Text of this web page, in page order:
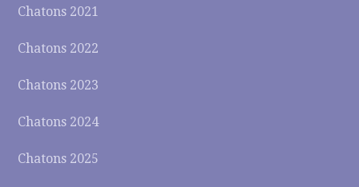
Chatons 2021
Chatons 2022
Chatons 2023
Chatons 2024
Chatons 2025